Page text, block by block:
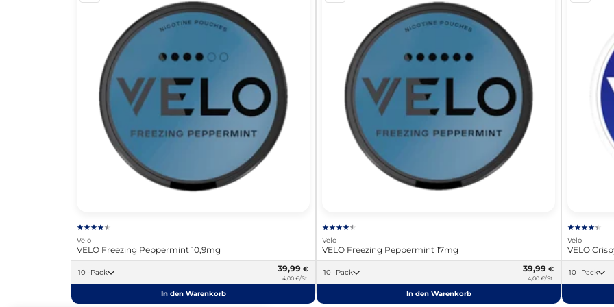
Velo
VELO Freezing Peppermint 10,9mg
10 -Pack 39,99 €
4,00 €/St.
In den Warenkorb
Velo
VELO Freezing Peppermint 17mg
10 -Pack 39,99 €
4,00 €/St.
In den Warenkorb
Velo
VELO
10 -Pack